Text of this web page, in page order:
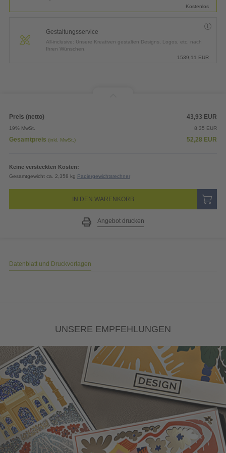
Kostenlos
Gestaltungsservice
All-inclusive: Unsere Kreativen gestalten Designs, Logos, etc. nach
Ihren Wünschen.
1539,11 EUR
Preis (netto) 43,93 EUR
19% MwSt. 8,35 EUR
Gesamtpreis (inkl. MwSt.) 52,28 EUR
Keine versteckten Kosten:
Gesamtgewicht ca. 2,358 kg Papiergewichtsrechner
IN DEN WARENKORB
Angebot drucken
Datenblatt und Druckvorlagen
UNSERE EMPFEHLUNGEN